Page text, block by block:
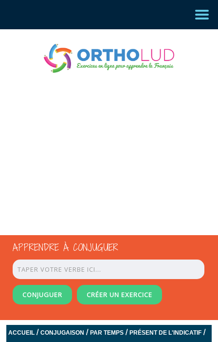
APPRENDRE À CONJUGUER
CONJUGUER CRÉER UN EXERCICE
ACCUEIL /CONJUGAISON /PAR TEMPS /PRÉSENT DE L'INDICATIF /